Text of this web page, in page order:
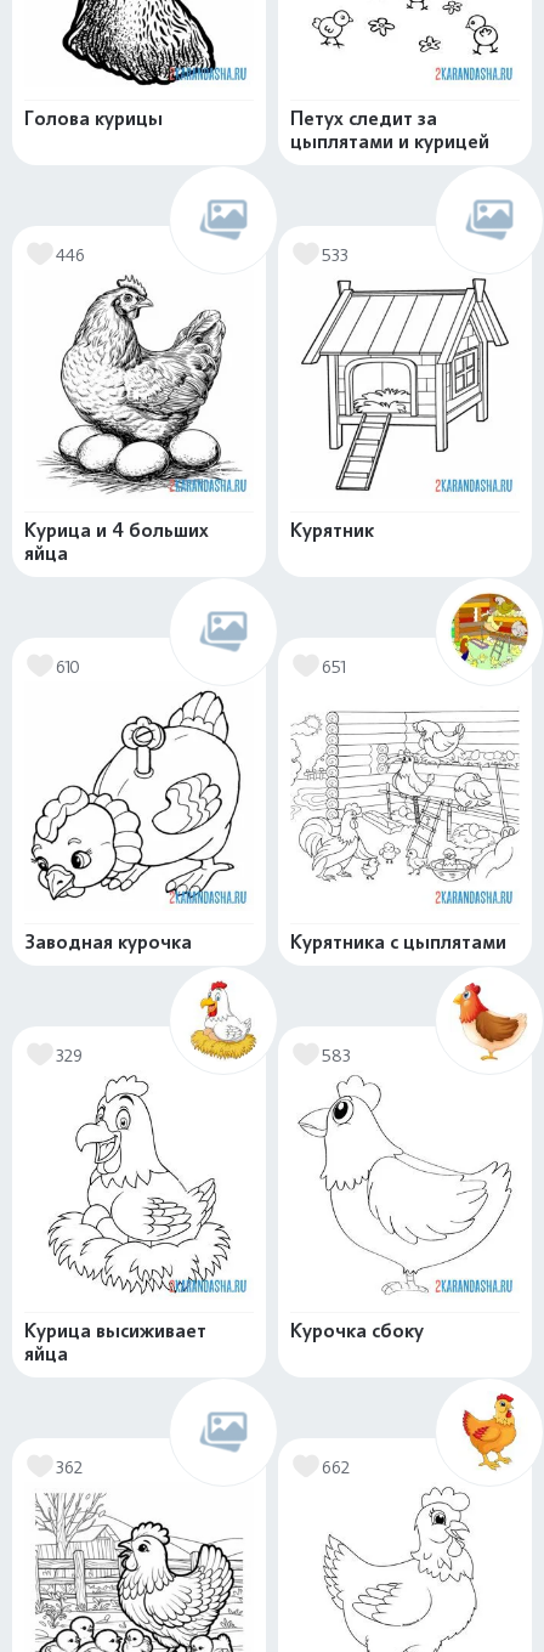
Голова курицы
Петух следит за
цыплятами и курицей
446
Курица и 4 больших
яйца
533
Курятник
610
Заводная курочка
651
Курятника с цыплятами
329
Курица высиживает
яйца
583
Курочка сбоку
362 662